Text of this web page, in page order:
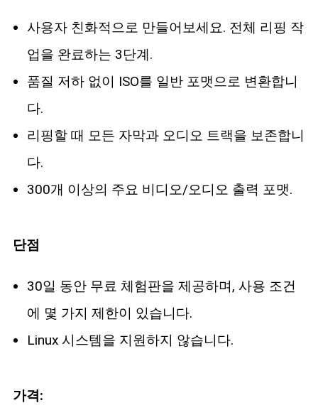
사용자 친화적으로 만들어보세요. 전체 리핑 작
업을 완료하는 3단계.
품질 저하 없이 ISO를 일반 포맷으로 변환합니
다.
리핑할 때 모든 자막과 오디오 트랙을 보존합니
다.
300개 이상의 주요 비디오/오디오 출력 포맷.
단점
30일 동안 무료 체험판을 제공하며, 사용 조건
에 몇 가지 제한이 있습니다.
Linux 시스템을 지원하지 않습니다.
가격: